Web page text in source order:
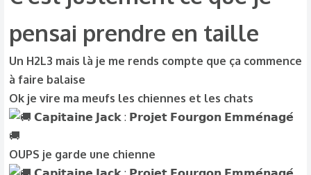
pensai prendre en taille
Un H2L3 mais là je me rends compte que ça commence
à faire balaise
Ok je vire ma meufs les chiennes et les chats
OUPS je garde une chienne